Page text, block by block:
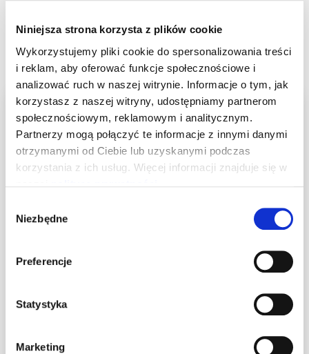
Niniejsza strona korzysta z plików cookie
Wykorzystujemy pliki cookie do spersonalizowania treści
i reklam, aby oferować funkcje społecznościowe i
analizować ruch w naszej witrynie. Informacje o tym, jak
korzystasz z naszej witryny, udostępniamy partnerom
społecznościowym, reklamowym i analitycznym.
Partnerzy mogą połączyć te informacje z innymi danymi
otrzymanymi od Ciebie lub uzyskanymi podczas
korzystania z ich usług. Więcej informacji znajduje się w
zgody
Niezbędne
Preferencje
Statystyka
Marketing
GDZIE ZAPARKOWAĆ
Studio Sante
WARSZAWA, UL. JAGIELLOŃSKA 55A